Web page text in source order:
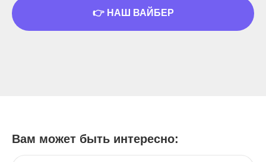
👉 НАШ ВАЙБЕР
Вам может быть интересно: